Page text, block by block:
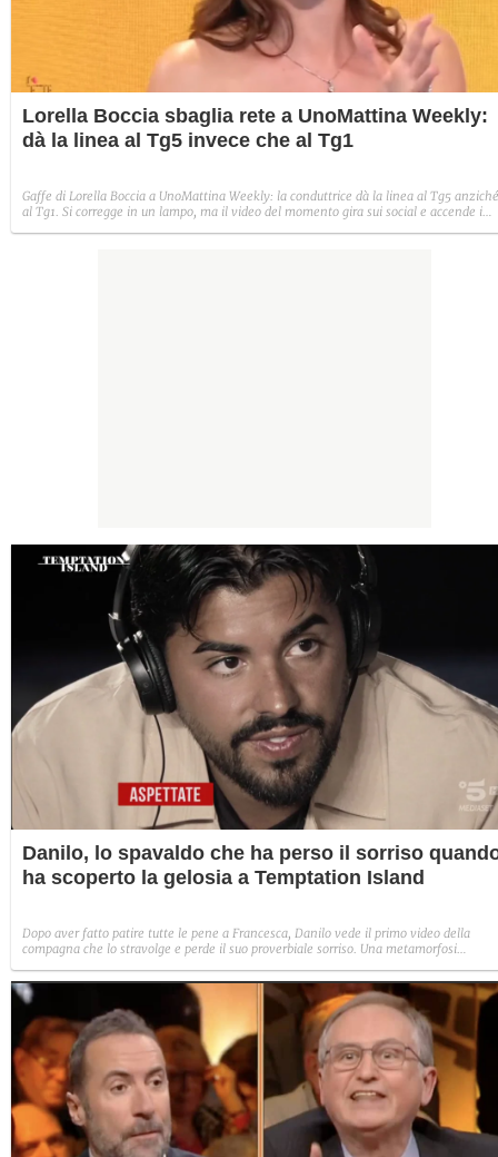
Lorella Boccia sbaglia rete a UnoMattina Weekly:
dà la linea al Tg5 invece che al Tg1
Gaffe di Lorella Boccia a UnoMattina Weekly: la conduttrice dà la linea al Tg5 anziché
al Tg1. Si corregge in un lampo, ma il video del momento gira sui social e accende i
Danilo, lo spavaldo che ha perso il sorriso
ha scoperto la gelosia a Temptation Island
Dopo aver fatto patire tutte le pene a Francesca, Danilo vede il primo video della
compagna che lo stravolge e perde il suo proverbiale sorriso. Una metamorfosi